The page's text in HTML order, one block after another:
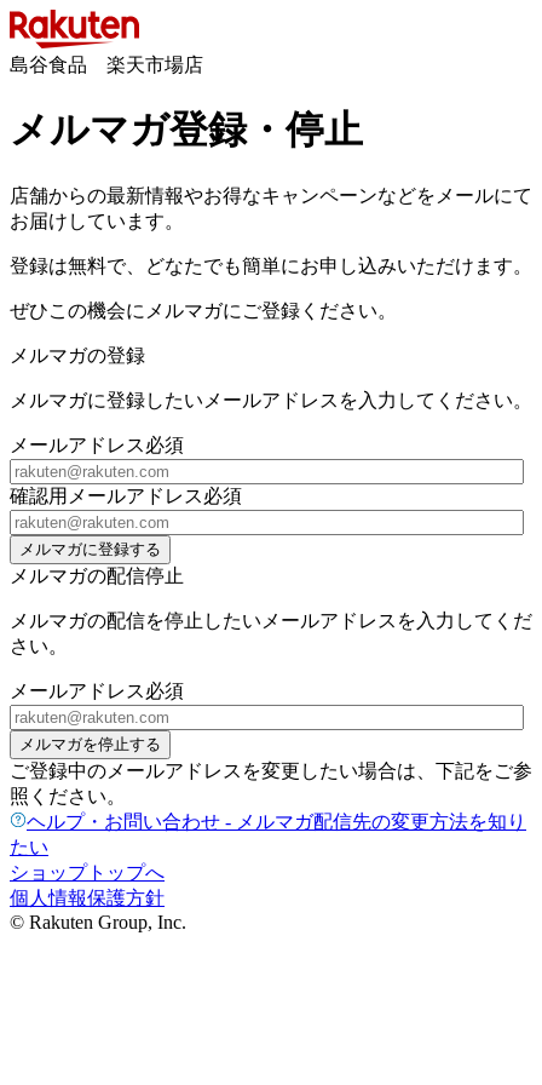
島谷食品 楽天市場店
メルマガ登録・停止
店舗からの最新情報やお得なキャンペーンなどをメールにて
お届けしています。
登録は無料で、どなたでも簡単にお申し込みいただけます。
ぜひこの機会にメルマガにご登録ください。
メルマガの登録
メルマガに登録したいメールアドレスを入力してください。
メールアドレス必須
確認用メールアドレス必須
メルマガに登録する
メルマガの配信停止
メルマガの配信を停止したいメールアドレスを入力してくだ
さい。
メールアドレス必須
メルマガを停止する
ご登録中のメールアドレスを変更したい場合は、下記をご参
照ください。
ヘルプ・お問い合わせ - メルマガ配信先の変更方法を知り
たい
ショップトップへ
個人情報保護方針
© Rakuten Group, Inc.